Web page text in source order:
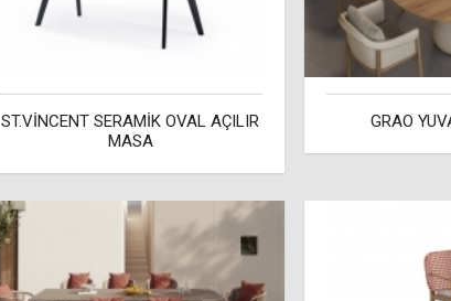
ST.VİNCENT SERAMİK OVAL AÇILIR
MASA
GRAO